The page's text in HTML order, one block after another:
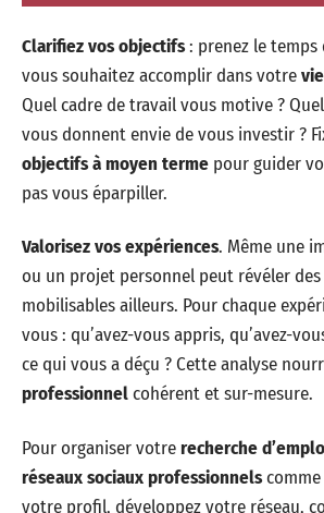
Clarifiez vos objectifs: prenez le temps
vous souhaitez accomplir dans votre
Quel cadre de travail vous motive ?
vous donnent envie de vous investir ?
objectifs à moyen terme pour guider
pas vous éparpiller.
Valorisez vos expériences. Même une
ou un projet personnel peut révéler des
mobilisables ailleurs. Pour chaque
vous : qu’avez-vous appris, qu’avez-
ce qui vous a déçu ? Cette analyse
professionnelcohérent et sur-mesure.
Pour organiser votrerecherche
réseaux sociaux professionnelscomme
votre profil, développez votre réseau,